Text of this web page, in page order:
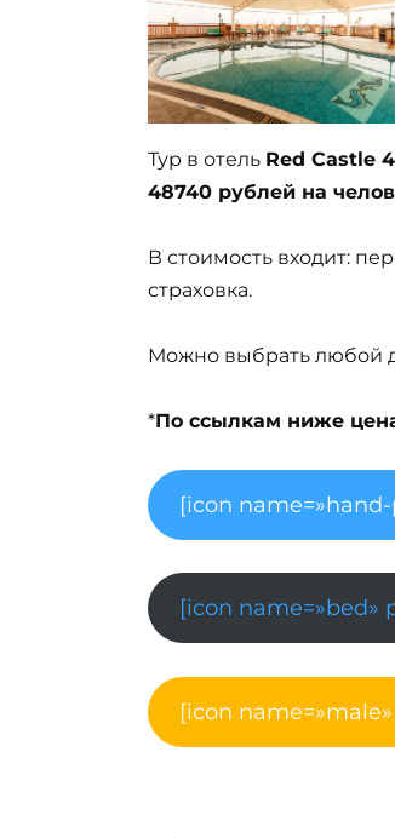
Тур в отель Red Castle
48740 рублей на
В стоимость входит:
страховка.
Можно выбрать любой
*По ссылкам ниже
[icon
[icon name=»bed»
[icon